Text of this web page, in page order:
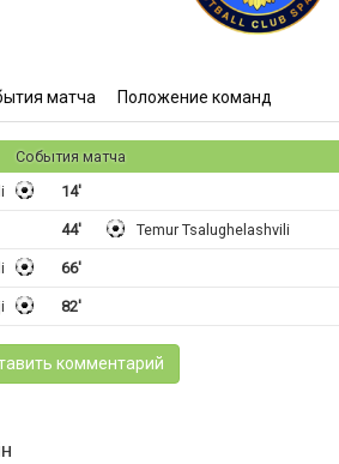
матча Положение команд
События матча
14'
44' Temur Tsalughelashvili
66'
82'
комментарий